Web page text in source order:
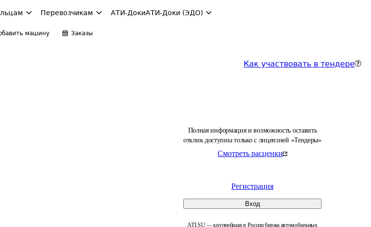
Перевозчикам АТИ-ДокиАТИ-Доки (ЭДО)
машину Заказы
Как участвовать в тендере
Полная информация и возможность оставить
отклик доступны только с лицензией «Тендеры»
Смотреть расценки
Регистрация
Вход
ATI.SU — крупнейшая в России биржа автомобильных